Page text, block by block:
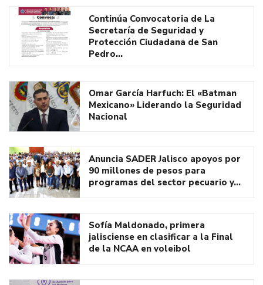
Continúa Convocatoria de La
Secretaría de Seguridad y
Protección Ciudadana de San
Pedro…
Omar García Harfuch: El «Batman
Mexicano» Liderando la Seguridad
Nacional
Anuncia SADER Jalisco apoyos por
90 millones de pesos para
programas del sector pecuario y…
Sofía Maldonado, primera
jalisciense en clasificar a la Final
de la NCAA en voleibol